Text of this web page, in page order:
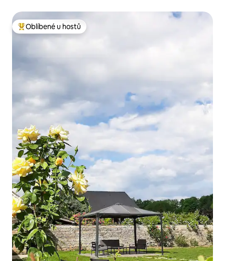
Nejlepší v kategorii Oblíbené u hostů
Oblíbené u hostů